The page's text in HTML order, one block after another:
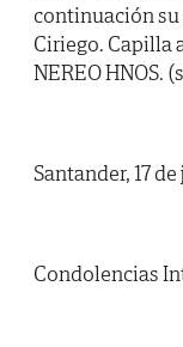
continuación
Ciriego. Capilla
NEREO HNOS.
Santander, 17
Condolencias